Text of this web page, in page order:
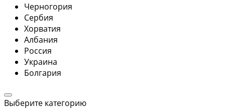
Черногория
Сербия
Хорватия
Албания
Россия
Украина
Болгария
Выберите категорию